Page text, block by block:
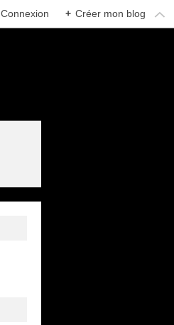
Connexion + Créer mon blog